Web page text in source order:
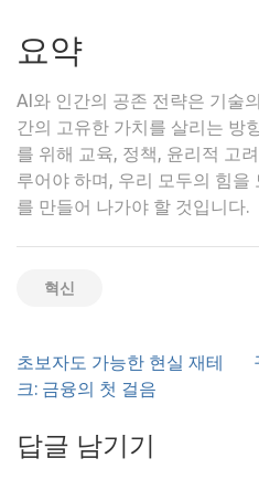
요약
AI와 인간의 공존 전략은 기술
간의 고유한 가치를 살리는 방
를 위해 교육, 정책, 윤리적 고
루어야 하며, 우리 모두의 힘을
를 만들어 나가야 할 것입니다.
혁신
글
탐
초보자도 가능한 현실 재테
크: 금융의 첫 걸음
답글 남기기